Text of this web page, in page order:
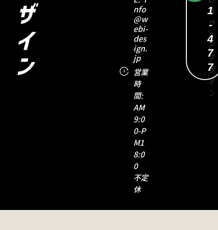
ザ
イ
ン
nfo
@w
ebi-
des
ign.
jp
営業
時
間:
AM
9:0
0-P
M1
8:0
0
不定
休
1
-
4
7
7